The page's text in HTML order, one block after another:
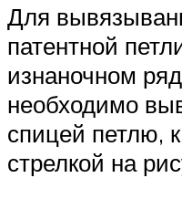
Для
патентной
изнаночном
необходимо
спицей петлю,
стрелкой на